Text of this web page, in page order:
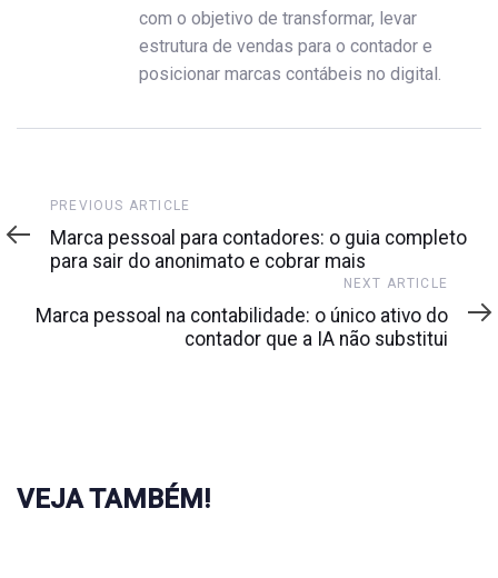
com o objetivo de transformar, levar
estrutura de vendas para o contador e
posicionar marcas contábeis no digital.
Previous
Article
PREVIOUS ARTICLE
Marca pessoal para contadores: o guia completo
para sair do anonimato e cobrar mais
Article
NEXT ARTICLE
Marca pessoal na contabilidade: o único ativo do
contador que a IA não substitui
VEJA TAMBÉM!